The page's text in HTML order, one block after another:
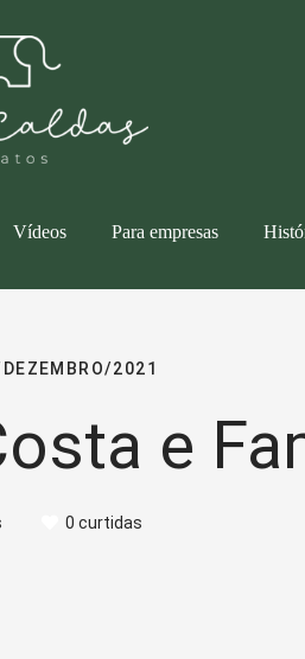
Vídeos Para empresas
2021
e
0 curtidas